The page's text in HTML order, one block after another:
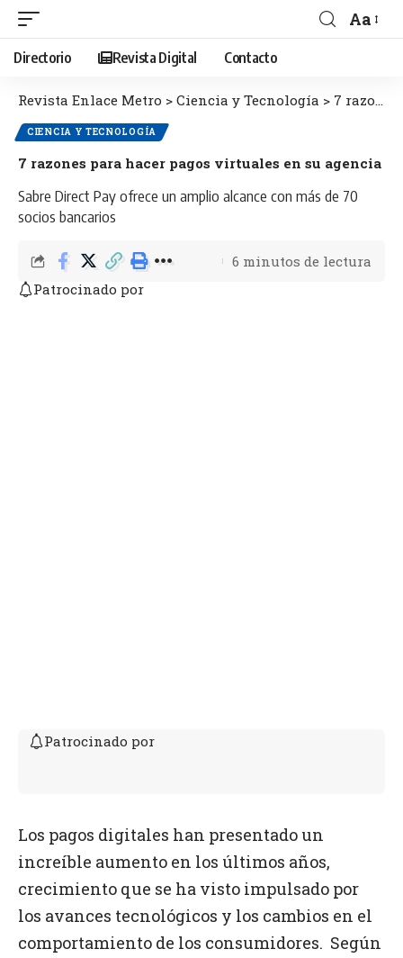
Aa
Directorio Revista Digital Contacto
Revista Enlace Metro > Ciencia y Tecnología > 7 razones para hacer pagos virtuales en su agencia
CIENCIA Y TECNOLOGÍA
7 razones para hacer pagos virtuales en su agencia
Sabre Direct Pay ofrece un amplio alcance con más de 70
socios bancarios
Patrocinado por
6 minutos de lectura
Patrocinado por
Los pagos digitales han presentado un
increíble aumento en los últimos años,
crecimiento que se ha visto impulsado por
los avances tecnológicos y los cambios en el
comportamiento de los consumidores. Según